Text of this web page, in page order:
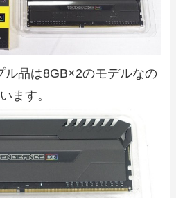
ル品は8GB×2のモデルなの
ます。